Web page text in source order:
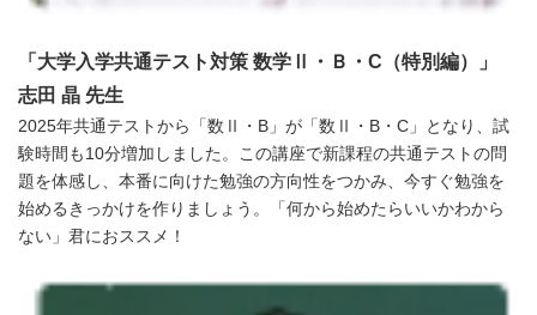
「 大学入学共通テスト対策 数学Ⅱ・Ｂ・ C （特別編）」
志田 晶 先生
2025年共通テストから「数Ⅱ・B」が「数Ⅱ・B・C」となり、試
験時間も10分増加しました。この講座で新課程の共通テストの問
題を体感し、本番に向けた勉強の方向性をつかみ、今すぐ勉強を
始めるきっかけを作りましょう。「何から始めたらいいかわから
ない」君におススメ！